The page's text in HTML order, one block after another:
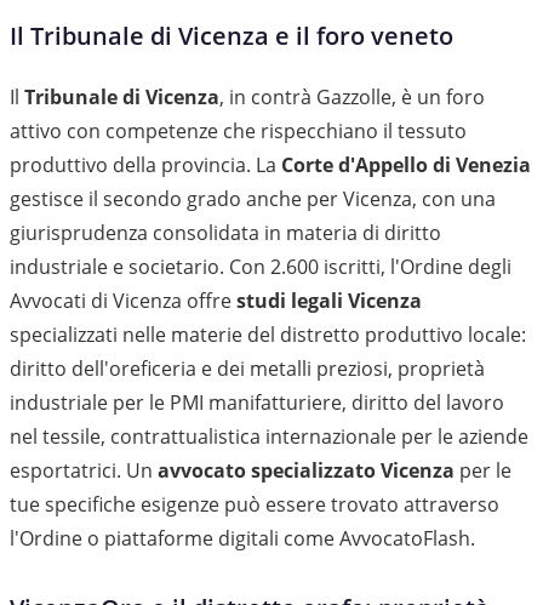
Il Tribunale di Vicenza e il foro veneto
Il Tribunale di Vicenza, in contrà Gazzolle, è un foro
attivo con competenze che rispecchiano il tessuto
produttivo della provincia. La Corte d'Appello di Venezia
gestisce il secondo grado anche per Vicenza, con una
giurisprudenza consolidata in materia di diritto
industriale e societario. Con 2.600 iscritti, l'Ordine degli
Avvocati di Vicenza offrestudi legali Vicenza
specializzati nelle materie del distretto produttivo locale:
diritto dell'oreficeria e dei metalli preziosi, proprietà
industriale per le PMI manifatturiere, diritto del lavoro
nel tessile, contrattualistica internazionale per le aziende
esportatrici. Un avvocato specializzato Vicenza per le
tue specifiche esigenze può essere trovato attraverso
l'Ordine o piattaforme digitali come AvvocatoFlash.